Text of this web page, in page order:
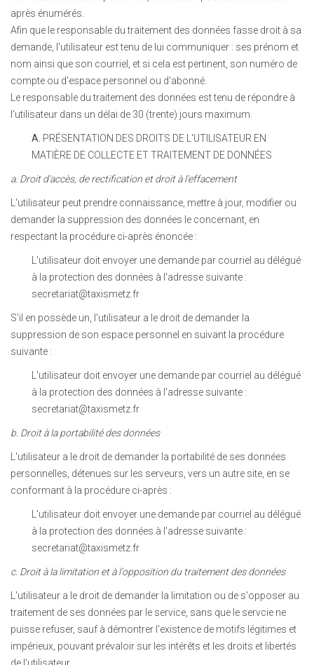
après énumérés.
Afin que le responsable du traitement des données fasse droit à sa
demande, l'utilisateur est tenu de lui communiquer : ses prénom et
nom ainsi que son courriel, et si cela est pertinent, son numéro de
compte ou d'espace personnel ou d'abonné.
Le responsable du traitement des données est tenu de répondre à
l'utilisateur dans un délai de 30 (trente) jours maximum.
A. PRÉSENTATION DES DROITS DE L'UTILISATEUR EN
MATIÈRE DE COLLECTE ET TRAITEMENT DE DONNÉES
a. Droit d'accès, de rectification et droit à l'effacement
L'utilisateur peut prendre connaissance, mettre à jour, modifier ou
demander la suppression des données le concernant, en
respectant la procédure ci-après énoncée :
L'utilisateur doit envoyer une demande par courriel au délégué
à la protection des données à l'adresse suivante :
secretariat@taxismetz.fr
S'il en possède un, l'utilisateur a le droit de demander la
suppression de son espace personnel en suivant la procédure
suivante :
L'utilisateur doit envoyer une demande par courriel au délégué
à la protection des données à l'adresse suivante :
secretariat@taxismetz.fr
b. Droit à la portabilité des données
L'utilisateur a le droit de demander la portabilité de ses données
personnelles, détenues sur les serveurs, vers un autre site, en se
conformant à la procédure ci-après :
L'utilisateur doit envoyer une demande par courriel au délégué
à la protection des données à l'adresse suivante :
secretariat@taxismetz.fr
c. Droit à la limitation et à l'opposition du traitement des données
L'utilisateur a le droit de demander la limitation ou de s'opposer au
traitement de ses données par le service, sans que le servcie ne
puisse refuser, sauf à démontrer l'existence de motifs légitimes et
impérieux, pouvant prévaloir sur les intérêts et les droits et libertés